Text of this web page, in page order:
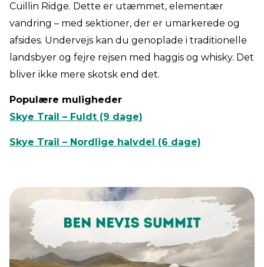
Cuillin Ridge. Dette er utæmmet, elementær
vandring – med sektioner, der er umarkerede og
afsides. Undervejs kan du genoplade i traditionelle
landsbyer og fejre rejsen med haggis og whisky. Det
bliver ikke mere skotsk end det.
Populære muligheder
Skye Trail – Fuldt (9 dage)
Skye Trail – Nordlige halvdel (6 dage)